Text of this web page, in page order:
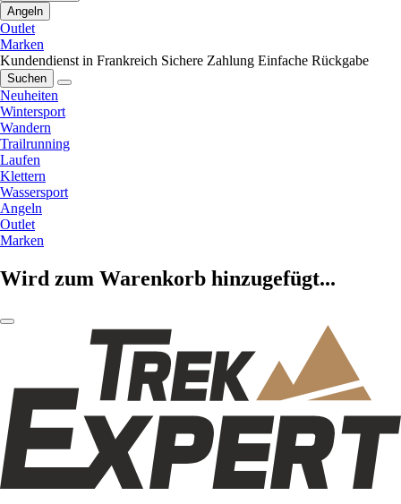
Angeln
Outlet
Marken
Kundendienst in Frankreich Sichere Zahlung Einfache Rückgabe
Suchen
Neuheiten
Wintersport
Wandern
Trailrunning
Laufen
Klettern
Wassersport
Angeln
Outlet
Marken
Wird zum Warenkorb hinzugefügt...